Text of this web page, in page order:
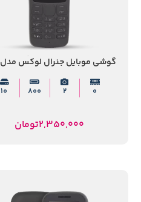
گوشی موبایل جنرال لوکس مدل 110
0
2
800
10
2,350,000تومان